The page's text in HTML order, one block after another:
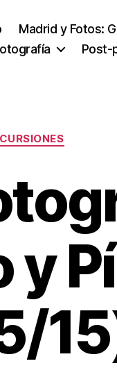
Madrid y Fotos:
Post-
y